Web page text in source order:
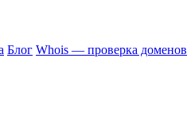
Блог Whois — проверка доменов